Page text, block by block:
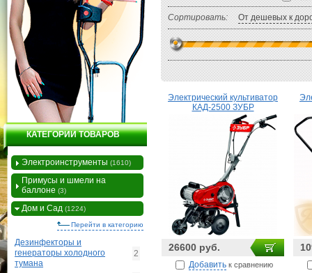
Сортировать: От дешевых к
Электрический культиватор
КАД-2500 ЗУБР
26600 руб.
Добавить к сравнению
КАТЕГОРИИ ТОВАРОВ
Электроинструменты (1610)
Примусы и шмели на
баллоне (3)
Дом и Сад (1224)
Перейти в категорию
Дезинфекторы и
генераторы холодного
тумана
2